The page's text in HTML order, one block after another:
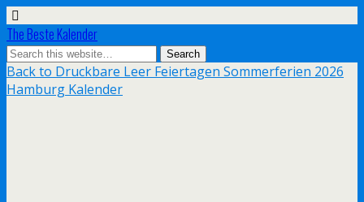
The Beste Kalender
Back to Druckbare Leer Feiertagen Sommerferien 2026
Hamburg Kalender